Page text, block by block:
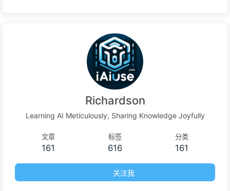
Richardson
Learning AI Meticulously, Sharing Knowledge Joyfully
文章
161
标签
616
分类
161
关注我